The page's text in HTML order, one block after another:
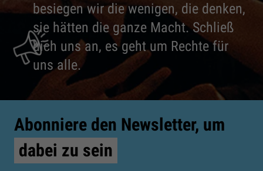
besiegen wir die wenigen, die denken,
sie hätten die ganze Macht. Schließ
dich uns an, es geht um Rechte für
uns alle.
Abonniere den Newsletter, um
dabei zu sein